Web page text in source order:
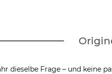
dieselbe Frage – und keine